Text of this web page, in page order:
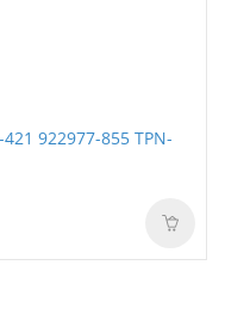
922977-855 TPN-